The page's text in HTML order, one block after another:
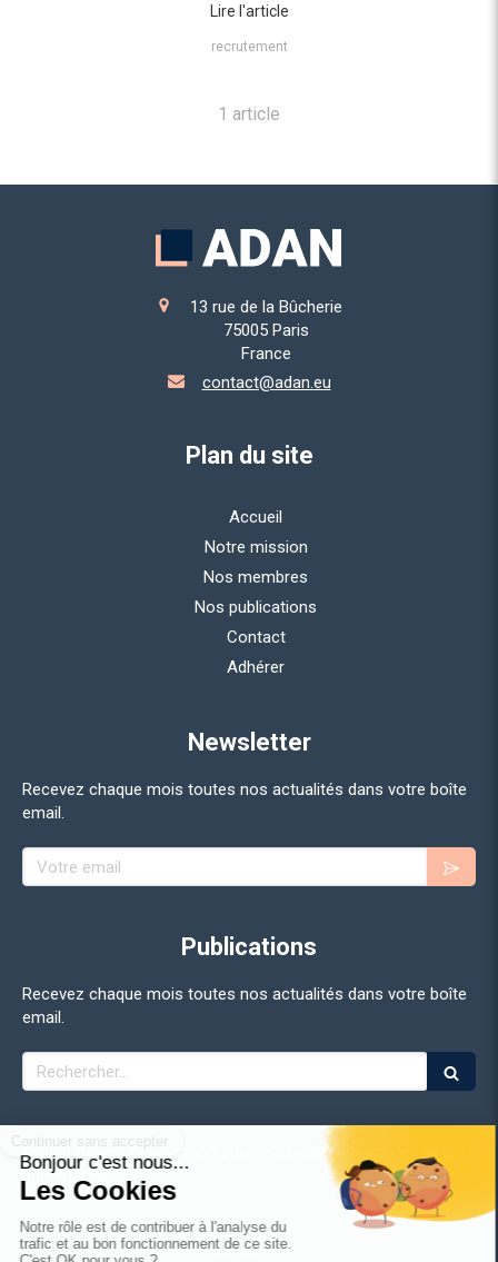
Lire l'article
recrutement
1 article
13 rue de la Bûcherie
75005 Paris
France
contact@adan.eu
Plan du site
Accueil
Notre mission
Nos membres
Nos publications
Contact
Adhérer
Newsletter
Recevez chaque mois toutes nos actualités dans votre boîte
email.
Publications
Recevez chaque mois toutes nos actualités dans votre boîte
email.
Rechercher
©2026 Adan - Association pour le développement des actifs
numériques
Plan du site